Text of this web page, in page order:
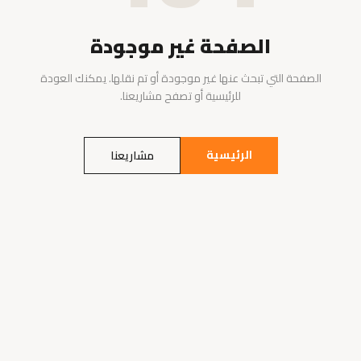
الصفحة غير موجودة
الصفحة التي تبحث عنها غير موجودة أو تم نقلها. يمكنك العودة
للرئيسية أو تصفح مشاريعنا.
الرئيسية مشاريعنا